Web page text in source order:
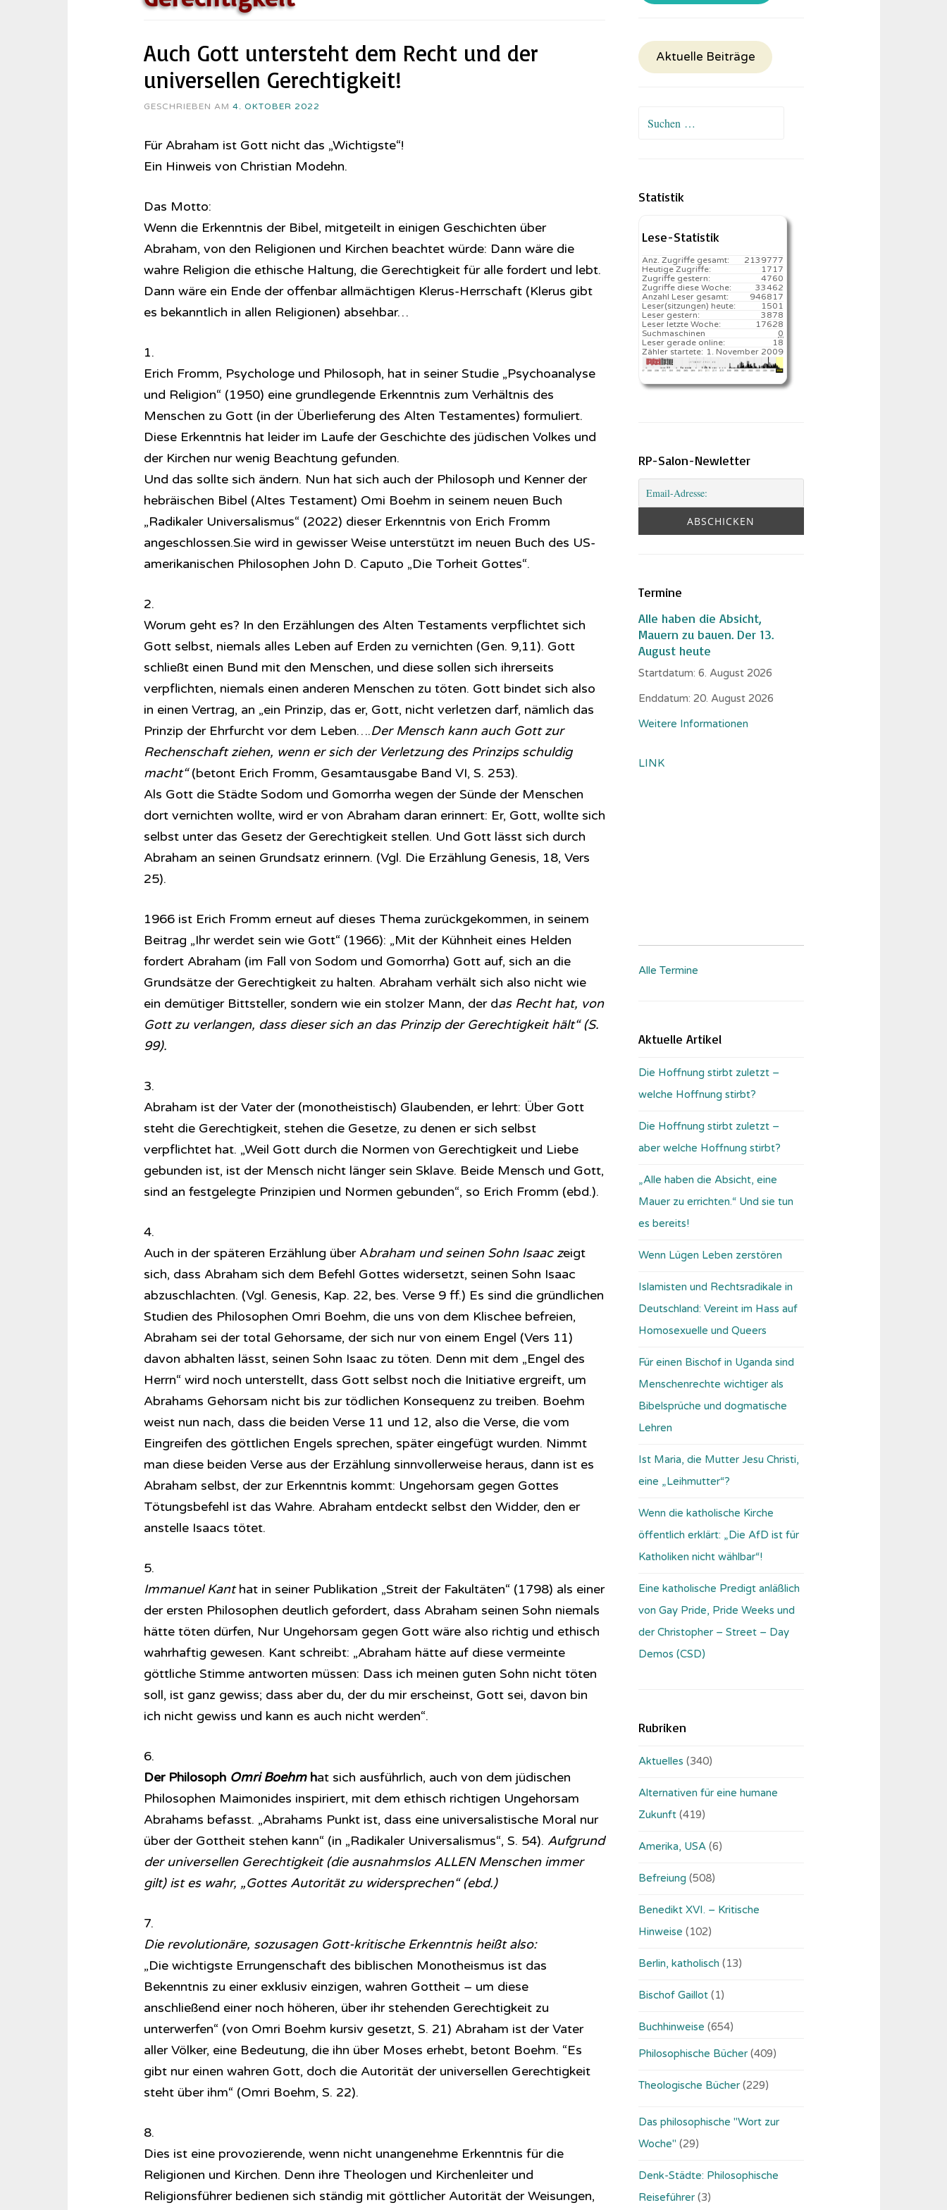
Auch Gott untersteht dem Recht und der
universellen Gerechtigkeit!
GESCHRIEBEN AM 4. OKTOBER 2022
Für Abraham ist Gott nicht das „Wichtigste“!
Ein Hinweis von Christian Modehn.
Das Motto:
Wenn die Erkenntnis der Bibel, mitgeteilt in einigen Geschichten über
Abraham, von den Religionen und Kirchen beachtet würde: Dann wäre die
wahre Religion die ethische Haltung, die Gerechtigkeit für alle fordert und lebt.
Dann wäre ein Ende der offenbar allmächtigen Klerus-Herrschaft (Klerus gibt
es bekanntlich in allen Religionen) absehbar…
1.
Erich Fromm, Psychologe und Philosoph, hat in seiner Studie „Psychoanalyse
und Religion“ (1950) eine grundlegende Erkenntnis zum Verhältnis des
Menschen zu Gott (in der Überlieferung des Alten Testamentes) formuliert.
Diese Erkenntnis hat leider im Laufe der Geschichte des jüdischen Volkes und
der Kirchen nur wenig Beachtung gefunden.
Und das sollte sich ändern. Nun hat sich auch der Philosoph und Kenner der
hebräischen Bibel (Altes Testament) Omi Boehm in seinem neuen Buch
„Radikaler Universalismus“ (2022) dieser Erkenntnis von Erich Fromm
angeschlossen.Sie wird in gewisser Weise unterstützt im neuen Buch des US-
amerikanischen Philosophen John D. Caputo „Die Torheit Gottes“.
2.
Worum geht es? In den Erzählungen des Alten Testaments verpflichtet sich
Gott selbst, niemals alles Leben auf Erden zu vernichten (Gen. 9,11). Gott
schließt einen Bund mit den Menschen, und diese sollen sich ihrerseits
verpflichten, niemals einen anderen Menschen zu töten. Gott bindet sich also
in einen Vertrag, an „ein Prinzip, das er, Gott, nicht verletzen darf, nämlich das
Prinzip der Ehrfurcht vor dem Leben….Der Mensch kann auch Gott zur
Rechenschaft ziehen, wenn er sich der Verletzung des Prinzips schuldig
macht“(betont Erich Fromm, Gesamtausgabe Band VI, S. 253).
Als Gott die Städte Sodom und Gomorrha wegen der Sünde der Menschen
dort vernichten wollte, wird er von Abraham daran erinnert: Er, Gott, wollte sich
selbst unter das Gesetz der Gerechtigkeit stellen. Und Gott lässt sich durch
Abraham an seinen Grundsatz erinnern. (Vgl. Die Erzählung Genesis, 18, Vers
25).
1966 ist Erich Fromm erneut auf dieses Thema zurückgekommen, in seinem
Beitrag „Ihr werdet sein wie Gott“ (1966): „Mit der Kühnheit eines Helden
fordert Abraham (im Fall von Sodom und Gomorrha) Gott auf, sich an die
Grundsätze der Gerechtigkeit zu halten. Abraham verhält sich also nicht wie
ein demütiger Bittsteller, sondern wie ein stolzer Mann, der das Recht hat, von
Gott zu verlangen, dass dieser sich an das Prinzip der Gerechtigkeit hält“ (S.
99).
3.
Abraham ist der Vater der (monotheistisch) Glaubenden, er lehrt: Über Gott
steht die Gerechtigkeit, stehen die Gesetze, zu denen er sich selbst
verpflichtet hat. „Weil Gott durch die Normen von Gerechtigkeit und Liebe
gebunden ist, ist der Mensch nicht länger sein Sklave. Beide Mensch und Gott,
sind an festgelegte Prinzipien und Normen gebunden“, so Erich Fromm (ebd.).
4.
Auch in der späteren Erzählung über Abraham und seinen Sohn Isaac zeigt
sich, dass Abraham sich dem Befehl Gottes widersetzt, seinen Sohn Isaac
abzuschlachten. (Vgl. Genesis, Kap. 22, bes. Verse 9 ff.) Es sind die gründlichen
Studien des Philosophen Omri Boehm, die uns von dem Klischee befreien,
Abraham sei der total Gehorsame, der sich nur von einem Engel (Vers 11)
davon abhalten lässt, seinen Sohn Isaac zu töten. Denn mit dem „Engel des
Herrn“ wird noch unterstellt, dass Gott selbst noch die Initiative ergreift, um
Abrahams Gehorsam nicht bis zur tödlichen Konsequenz zu treiben. Boehm
weist nun nach, dass die beiden Verse 11 und 12, also die Verse, die vom
Eingreifen des göttlichen Engels sprechen, später eingefügt wurden. Nimmt
man diese beiden Verse aus der Erzählung sinnvollerweise heraus, dann ist es
Abraham selbst, der zur Erkenntnis kommt: Ungehorsam gegen Gottes
Tötungsbefehl ist das Wahre. Abraham entdeckt selbst den Widder, den er
anstelle Isaacs tötet.
5.
Immanuel Kanthat in seiner Publikation „Streit der Fakultäten“ (1798) als einer
der ersten Philosophen deutlich gefordert, dass Abraham seinen Sohn niemals
hätte töten dürfen, Nur Ungehorsam gegen Gott wäre also richtig und ethisch
wahrhaftig gewesen. Kant schreibt: „Abraham hätte auf diese vermeinte
göttliche Stimme antworten müssen: Dass ich meinen guten Sohn nicht töten
soll, ist ganz gewiss; dass aber du, der du mir erscheinst, Gott sei, davon bin
ich nicht gewiss und kann es auch nicht werden“.
6.
Der Philosoph Omri Boehmhat sich ausführlich, auch von dem jüdischen
Philosophen Maimonides inspiriert, mit dem ethisch richtigen Ungehorsam
Abrahams befasst. „Abrahams Punkt ist, dass eine universalistische Moral nur
über der Gottheit stehen kann“ (in „Radikaler Universalismus“, S. 54). Aufgrund
der universellen Gerechtigkeit (die ausnahmslos ALLEN Menschen immer
gilt) ist es wahr, „Gottes Autorität zu widersprechen“ (ebd.)
7.
Die revolutionäre, sozusagen Gott-kritische Erkenntnis heißt also:
„Die wichtigste Errungenschaft des biblischen Monotheismus ist das
Bekenntnis zu einer exklusiv einzigen, wahren Gottheit – um diese
anschließend einer noch höheren, über ihr stehenden Gerechtigkeit zu
unterwerfen“ (von Omri Boehm kursiv gesetzt, S. 21) Abraham ist der Vater
aller Völker, eine Bedeutung, die ihn über Moses erhebt, betont Boehm. “Es
gibt nur einen wahren Gott, doch die Autorität der universellen Gerechtigkeit
steht über ihm“ (Omri Boehm, S. 22).
8.
Dies ist eine provozierende, wenn nicht unangenehme Erkenntnis für die
Religionen und Kirchen. Denn ihre Theologen und Kirchenleiter und
Religionsführer bedienen sich ständig mit göttlicher Autorität der Weisungen,
Aktuelle Beiträge
Suchen
Statistik
Lese-Statistik
2139777
Anz. Zugriffe gesamt:
1717
Heutige Zugriffe:
4760
Zugriffe gestern:
33462
Zugriffe diese Woche:
946817
Anzahl Leser gesamt:
1501️
Leser(sitzungen) heute:
3878
Leser gestern:
17628️
Leser letzte Woche:
0
Suchmaschinen
18
Leser gerade online:
1. November 2009
Zähler startete:
RP-Salon-Newletter
Termine
Alle haben die Absicht,
Mauern zu bauen. Der 13.
August heute
Startdatum:6. August 2026
Enddatum: 20. August 2026
Weitere Informationen
LINK
Alle Termine
Aktuelle Artikel
Die Hoffnung stirbt zuletzt –
welche Hoffnung stirbt?
Die Hoffnung stirbt zuletzt –
aber welche Hoffnung stirbt?
„Alle haben die Absicht, eine
Mauer zu errichten.“ Und sie tun
es bereits!
Wenn Lügen Leben zerstören
Islamisten und Rechtsradikale in
Deutschland: Vereint im Hass auf
Homosexuelle und Queers
Für einen Bischof in Uganda sind
Menschenrechte wichtiger als
Bibelsprüche und dogmatische
Lehren
Ist Maria, die Mutter Jesu Christi,
eine „Leihmutter“?
Wenn die katholische Kirche
öffentlich erklärt: „Die AfD ist für
Katholiken nicht wählbar“!
Eine katholische Predigt anläßlich
von Gay Pride, Pride Weeks und
der Christopher – Street – Day
Demos (CSD)
Rubriken
Aktuelles (340)
Alternativen für eine humane
Zukunft (419)
Amerika, USA (6)
Befreiung (508)
Benedikt XVI. – Kritische
Hinweise (102)
Berlin, katholisch (13)
Bischof Gaillot (1)
Buchhinweise (654)
Philosophische Bücher (409)
Theologische Bücher (229)
Das philosophische "Wort zur
Woche" (29)
Denk-Städte: Philosophische
Reiseführer (3)